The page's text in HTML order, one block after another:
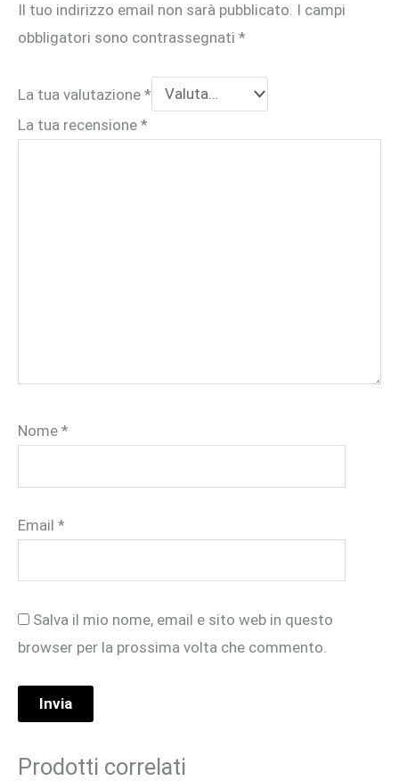
Il tuo indirizzo email non sarà pubblicato. I campi
obbligatori sono contrassegnati *
La tua valutazione *
La tua recensione *
Nome *
Email *
Salva il mio nome, email e sito web in questo
browser per la prossima volta che commento.
Prodotti correlati